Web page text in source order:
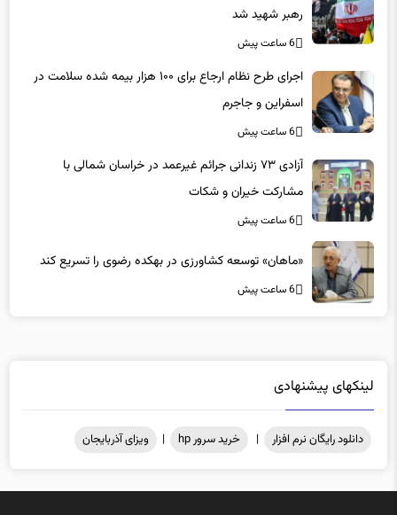
رهبر شهید شد
6 ساعت پیش
اجرای طرح نظام ارجاع برای ۱۰۰ هزار بیمه شده سلامت در
اسفراین و جاجرم
6 ساعت پیش
آزادی ۷۳ زندانی جرائم غیرعمد در خراسان شمالی با
مشارکت خیران و شکات
6 ساعت پیش
«ماهان» توسعه کشاورزی در بهکده رضوی را تسریع کند
6 ساعت پیش
لینکهای پیشنهادی
دانلود رایگان نرم افزار | خرید سرور hp | ویزای آذربایجان